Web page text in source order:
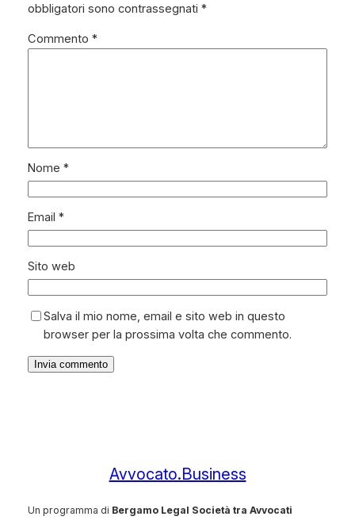
obbligatori sono contrassegnati *
Commento *
Nome *
Email *
Sito web
Salva il mio nome, email e sito web in questo
browser per la prossima volta che commento.
Avvocato.Business
Un programma di Bergamo Legal Società tra Avvocati